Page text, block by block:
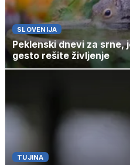
SLOVENIJA
Peklenski dnevi za
gesto rešite življenje
TUJINA